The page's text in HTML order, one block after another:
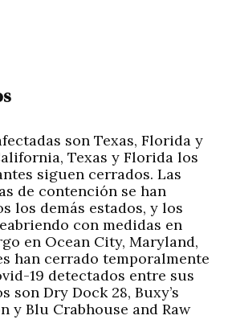
son Texas, Florida y
Texas y Florida los
siguen cerrados. Las
de contención se han
los demás estados, y los
con medidas en
en Ocean City, Maryland,
han cerrado temporalmente
19 detectados entre sus
son Dry Dock 28, Buxy’s
y Blu Crabhouse and Raw